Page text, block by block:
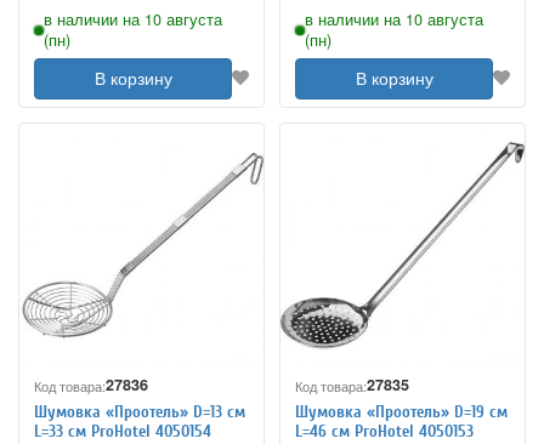
в наличии на 10 августа
(пн)
В корзину
в наличии на 10 августа
(пн)
В корзину
Код товара:27836
Шумовка «Проотель» D=13 см
L=33 см ProHotel 4050154
Код товара:27835
Шумовка «Проотель» D=19 см
L=46 см ProHotel 4050153